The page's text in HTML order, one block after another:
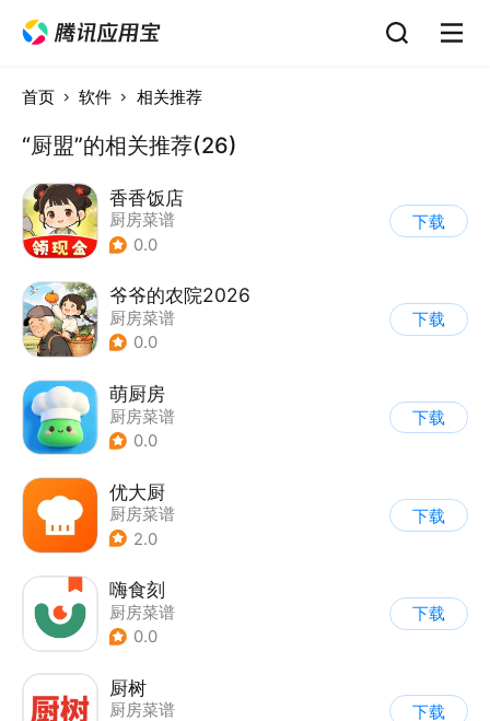
首页 软件 相关推荐
“厨盟”的相关推荐(26)
香香饭店
厨房菜谱
0.0
下载
爷爷的农院2026
厨房菜谱
0.0
下载
萌厨房
厨房菜谱
0.0
下载
优大厨
厨房菜谱
2.0
下载
嗨食刻
厨房菜谱
0.0
下载
厨树
厨房菜谱
下载